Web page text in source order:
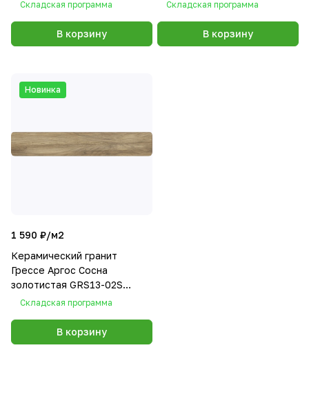
Складская программа
В корзину
Складская программа
В корзину
Новинка
1 590 ₽/м2
Керамический гранит
Грессе Аргос Сосна
золотистая GRS13-02S
1200x200x10
Складская программа
В корзину